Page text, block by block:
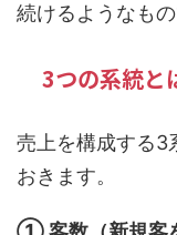
続けるようなもの
3つの系統と
売上を構成する3
おきます。